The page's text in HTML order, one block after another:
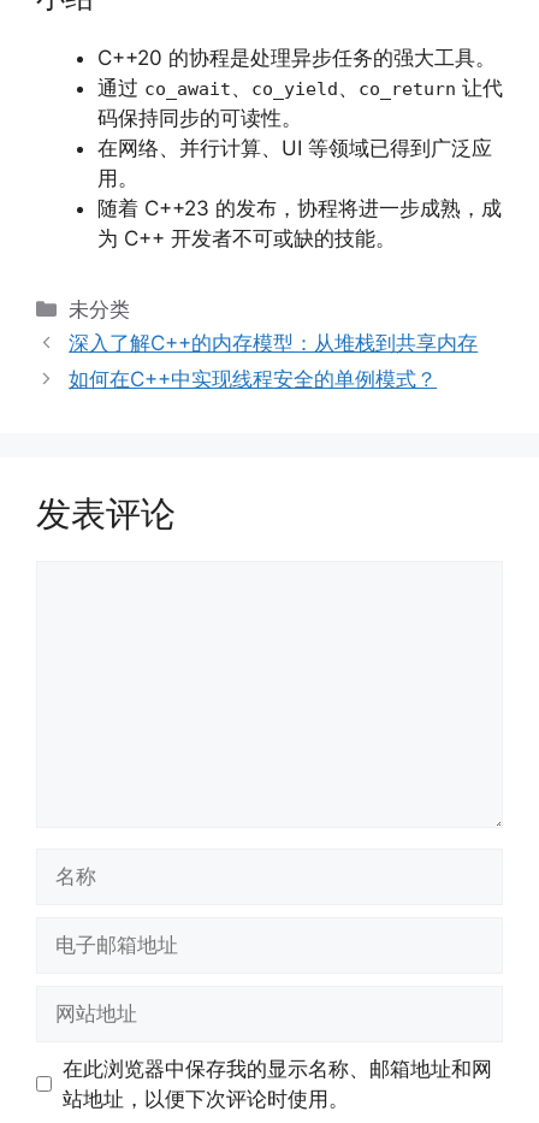
C++20 的协程是处理异步任务的强大工具。
通过 co_await、 co_yield、 co_return 让代
码保持同步的可读性。
在网络、并行计算、UI 等领域已得到广泛应
用。
随着 C++23 的发布，协程将进一步成熟，成
为 C++ 开发者不可或缺的技能。
分
类
未分类
深入了解C++的内存模型：从堆栈到共享内存
如何在C++中实现线程安全的单例模式？
发表评论
址
址
在此浏览器中保存我的显示名称、邮箱地址和网
站地址，以便下次评论时使用。